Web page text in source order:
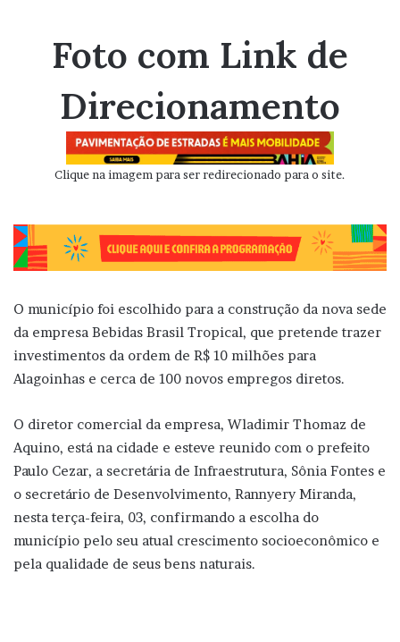
Foto com Link de
Direcionamento
Clique na imagem para ser redirecionado para o site.
O município foi escolhido para a construção da nova sede
da empresa Bebidas Brasil Tropical, que pretende trazer
investimentos da ordem de R$ 10 milhões para
Alagoinhas e cerca de 100 novos empregos diretos.
O diretor comercial da empresa, Wladimir Thomaz de
Aquino, está na cidade e esteve reunido com o prefeito
Paulo Cezar, a secretária de Infraestrutura, Sônia Fontes e
o secretário de Desenvolvimento, Rannyery Miranda,
nesta terça-feira, 03, confirmando a escolha do
município pelo seu atual crescimento socioeconômico e
pela qualidade de seus bens naturais.